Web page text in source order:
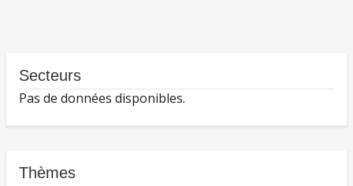
Secteurs
Pas de données disponibles.
Thèmes